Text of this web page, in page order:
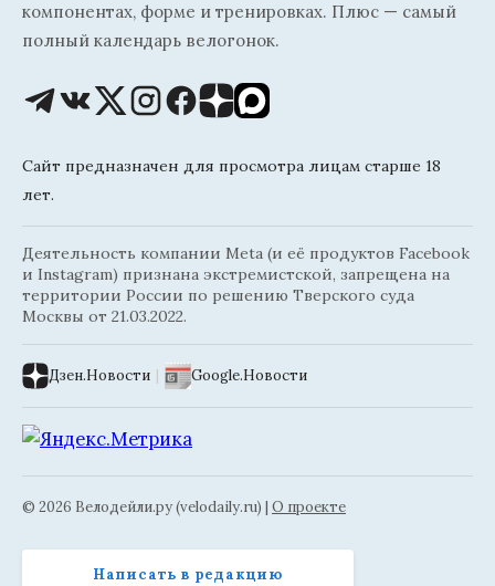
компонентах, форме и тренировках. Плюс — самый
полный календарь велогонок.
Сайт предназначен для просмотра лицам старше 18
лет.
Деятельность компании Meta (и её продуктов Facebook
и Instagram) признана экстремистской, запрещена на
территории России по решению Тверского суда
Москвы от 21.03.2022.
Дзен.Новости | Google.Новости
© 2026 Велодейли.ру (velodaily.ru) | О проекте
Написать в редакцию